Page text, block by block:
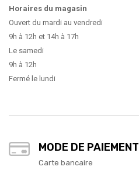
Horaires du magasin
Ouvert du mardi au vendredi
9h à 12h et 14h à 17h
Le samedi
9h à 12h
Fermé le lundi
MODE DE PAIEMENT
Carte bancaire